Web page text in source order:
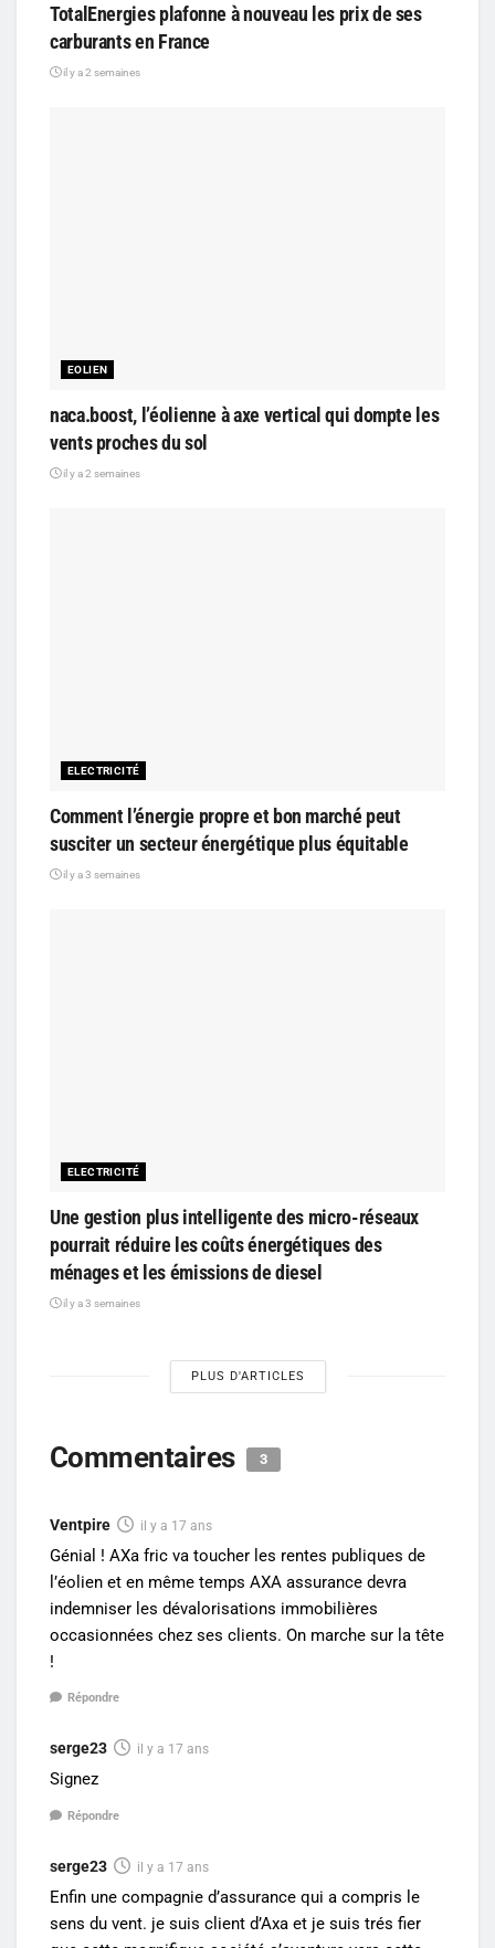
TotalEnergies plafonne à nouveau les prix de ses
carburants en France
il y a 2 semaines
EOLIEN
naca.boost, l’éolienne à axe vertical qui dompte les
vents proches du sol
il y a 2 semaines
ELECTRICITÉ
Comment l’énergie propre et bon marché peut
susciter un secteur énergétique plus équitable
il y a 3 semaines
ELECTRICITÉ
Une gestion plus intelligente des micro-réseaux
pourrait réduire les coûts énergétiques des
ménages et les émissions de diesel
il y a 3 semaines
PLUS D'ARTICLES
Commentaires 3
Ventpire il y a 17 ans
Génial ! AXa fric va toucher les rentes publiques de
l’éolien et en même temps AXA assurance devra
indemniser les dévalorisations immobilières
occasionnées chez ses clients. On marche sur la tête
!
Répondre
serge23 il y a 17 ans
Signez
Répondre
serge23 il y a 17 ans
Enfin une compagnie d’assurance qui a compris le
sens du vent. je suis client d’Axa et je suis trés fier